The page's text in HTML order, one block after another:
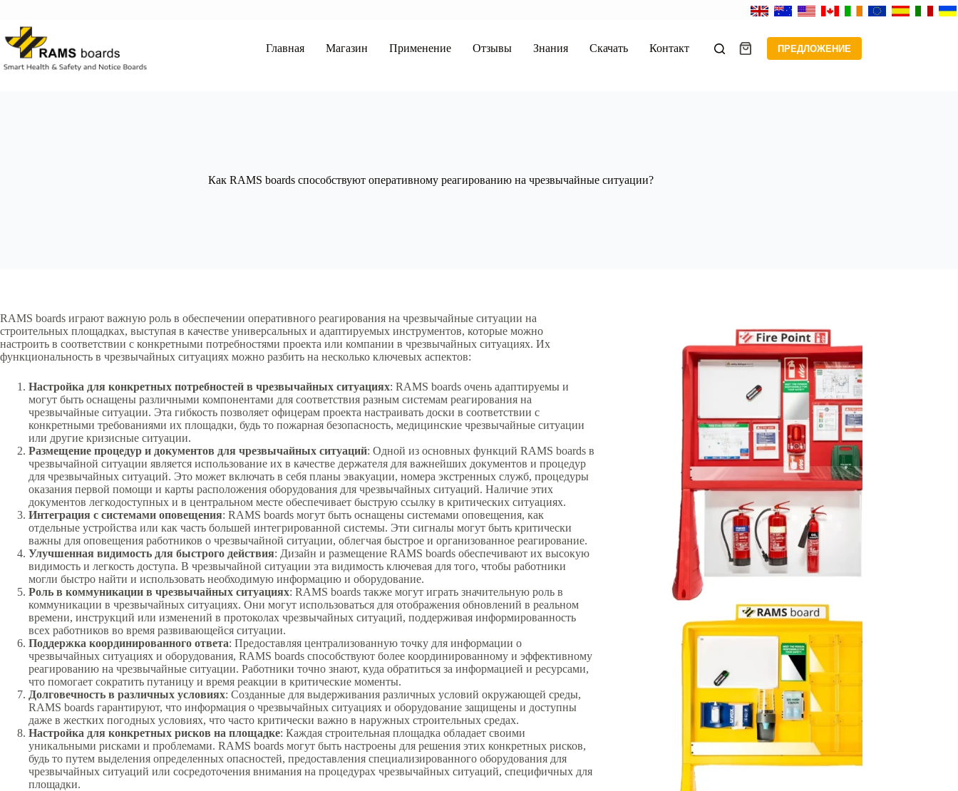
сути
Главная Магазин Применение Отзывы Знания Скачать Контакт КорзинаПРЕДЛОЖЕНИЕ
Как RAMS boards способствуют оперативному реагированию на чрезвычайные ситуации?
RAMS boards играют важную роль в обеспечении оперативного реагирования на чрезвычайные ситуации на
строительных площадках, выступая в качестве универсальных и адаптируемых инструментов, которые можно
настроить в соответствии с конкретными потребностями проекта или компании в чрезвычайных ситуациях. Их
функциональность в чрезвычайных ситуациях можно разбить на несколько ключевых аспектов:
Настройка для конкретных потребностей в чрезвычайных ситуациях: RAMS boards очень адаптируемы и
могут быть оснащены различными компонентами для соответствия разным системам реагирования на
чрезвычайные ситуации. Эта гибкость позволяет офицерам проекта настраивать доски в соответствии с
конкретными требованиями их площадки, будь то пожарная безопасность, медицинские чрезвычайные ситуации
или другие кризисные ситуации.
Размещение процедур и документов для чрезвычайных ситуаций: Одной из основных функций RAMS boards в
чрезвычайной ситуации является использование их в качестве держателя для важнейших документов и процедур
для чрезвычайных ситуаций. Это может включать в себя планы эвакуации, номера экстренных служб, процедуры
оказания первой помощи и карты расположения оборудования для чрезвычайных ситуаций. Наличие этих
документов легкодоступных и в центральном месте обеспечивает быструю ссылку в критических ситуациях.
Интеграция с системами оповещения: RAMS boards могут быть оснащены системами оповещения, как
отдельные устройства или как часть большей интегрированной системы. Эти сигналы могут быть критически
важны для оповещения работников о чрезвычайной ситуации, облегчая быстрое и организованное реагирование.
Улучшенная видимость для быстрого действия: Дизайн и размещение RAMS boards обеспечивают их высокую
видимость и легкость доступа. В чрезвычайной ситуации эта видимость ключевая для того, чтобы работники
могли быстро найти и использовать необходимую информацию и оборудование.
Роль в коммуникации в чрезвычайных ситуациях: RAMS boards также могут играть значительную роль в
коммуникации в чрезвычайных ситуациях. Они могут использоваться для отображения обновлений в реальном
времени, инструкций или изменений в протоколах чрезвычайных ситуаций, поддерживая информированность
всех работников во время развивающейся ситуации.
Поддержка координированного ответа: Предоставляя централизованную точку для информации о
чрезвычайных ситуациях и оборудования, RAMS boards способствуют более координированному и эффективному
реагированию на чрезвычайные ситуации. Работники точно знают, куда обратиться за информацией и ресурсами,
что помогает сократить путаницу и время реакции в критические моменты.
Долговечность в различных условиях: Созданные для выдерживания различных условий окружающей среды,
RAMS boards гарантируют, что информация о чрезвычайных ситуациях и оборудование защищены и доступны
даже в жестких погодных условиях, что часто критически важно в наружных строительных средах.
Настройка для конкретных рисков на площадке: Каждая строительная площадка обладает своими
уникальными рисками и проблемами. RAMS boards могут быть настроены для решения этих конкретных рисков,
будь то путем выделения определенных опасностей, предоставления специализированного оборудования для
чрезвычайных ситуаций или сосредоточения внимания на процедурах чрезвычайных ситуаций, специфичных для
площадки.